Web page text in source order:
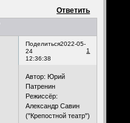
Ответить
Поделиться
1
2022-05-
24
12:36:38
Автор: Юрий
Патренин
Режиссёр:
Александр Савин
("Крепостной театр")